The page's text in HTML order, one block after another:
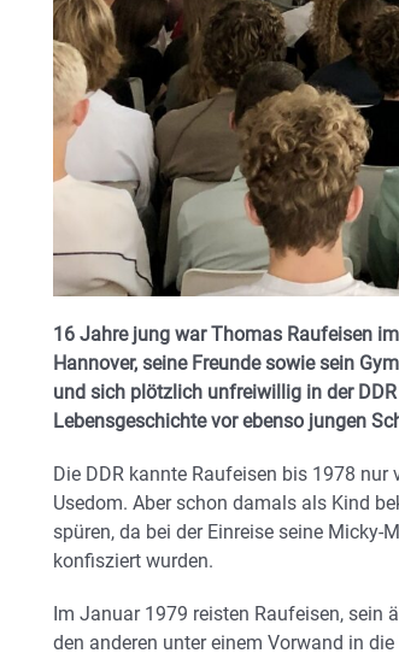
16 Jahre jung war Thomas Raufeisen
Hannover, seine Freunde sowie sein
und sich plötzlich unfreiwillig in der
Lebensgeschichte vor ebenso jungen
Die DDR kannte Raufeisen bis 1978
Usedom. Aber schon damals als Kind
spüren, da bei der Einreise seine Micky-
konfisziert wurden.
Im Januar 1979 reisten Raufeisen, sein
den anderen unter einem Vorwand in